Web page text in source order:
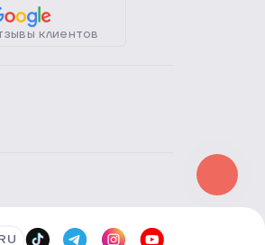
клиентов